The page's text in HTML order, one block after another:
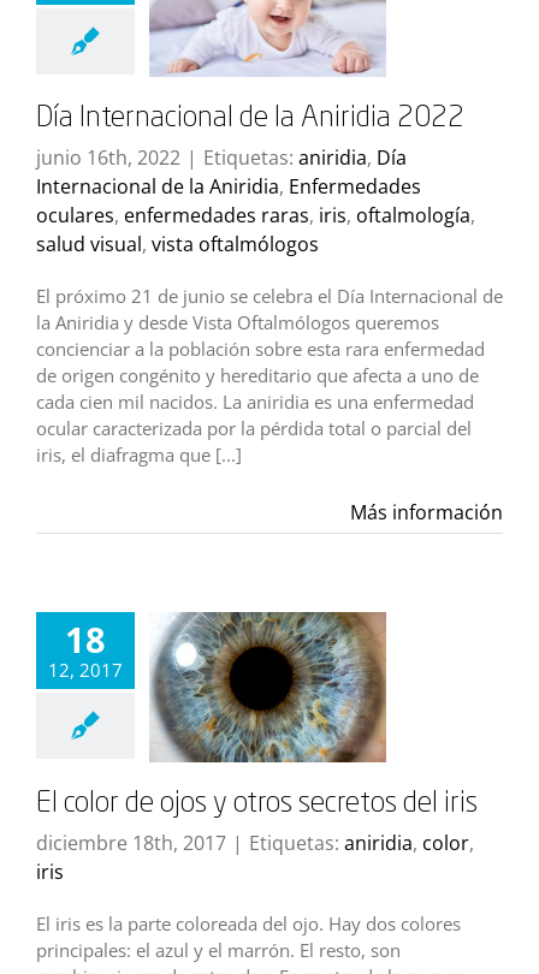
Día Internacional de la Aniridia 2022
junio 16th, 2022 | Etiquetas: aniridia, Día
Internacional de la Aniridia, Enfermedades
oculares, enfermedades raras, iris, oftalmología,
salud visual, vista oftalmólogos
El próximo 21 de junio se celebra el Día Internacional de
la Aniridia y desde Vista Oftalmólogos queremos
concienciar a la población sobre esta rara enfermedad
de origen congénito y hereditario que afecta a uno de
cada cien mil nacidos. La aniridia es una enfermedad
ocular caracterizada por la pérdida total o parcial del
iris, el diafragma que [...]
Más información
18
12, 2017
El color de ojos y otros secretos del iris
diciembre 18th, 2017 | Etiquetas: aniridia, color,
iris
El iris es la parte coloreada del ojo. Hay dos colores
principales: el azul y el marrón. El resto, son